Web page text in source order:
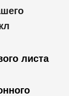
листа